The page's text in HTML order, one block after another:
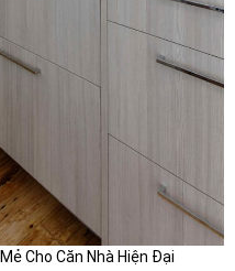
Cho Căn Nhà Hiện Đại